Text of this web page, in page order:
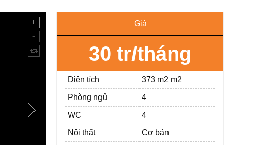
Giá
30 tr/tháng
Diện tích 373 m2 m2
Phòng ngủ 4
WC 4
Nội thất Cơ bản